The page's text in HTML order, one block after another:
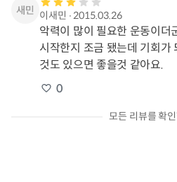
이새민 ∙2015.03.26
악력이 많이 필요한 운동이더
시작한지 조금 됐는데 기회가
것도 있으면 좋을것 같아요.
0
모든 리뷰를 확